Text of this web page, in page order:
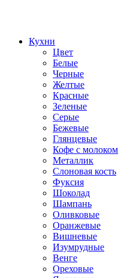
Кухни
Цвет
Белые
Черные
Желтые
Красные
Зеленые
Серые
Бежевые
Глянцевые
Кофе с молоком
Металлик
Слоновая кость
Фуксия
Шоколад
Шампань
Оливковые
Оранжевые
Вишневые
Изумрудные
Венге
Ореховые